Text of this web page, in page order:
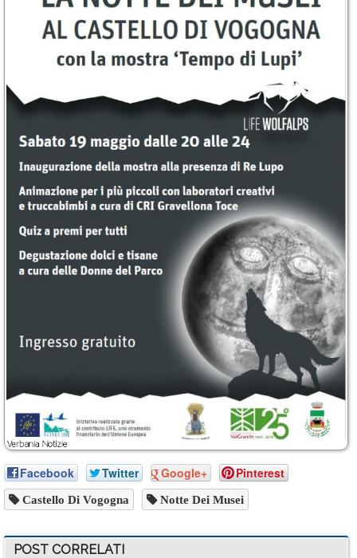
Facebook Twitter Google+ Pinterest
Castello Di Vogogna Notte Dei Musei
POST CORRELATI